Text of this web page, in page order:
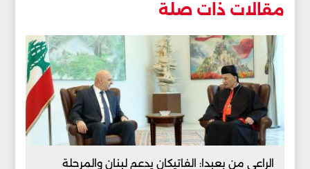
مقالات ذات صلة
الراعي من بعبدا: الفاتيكان يدعم لبنان والمرحلة